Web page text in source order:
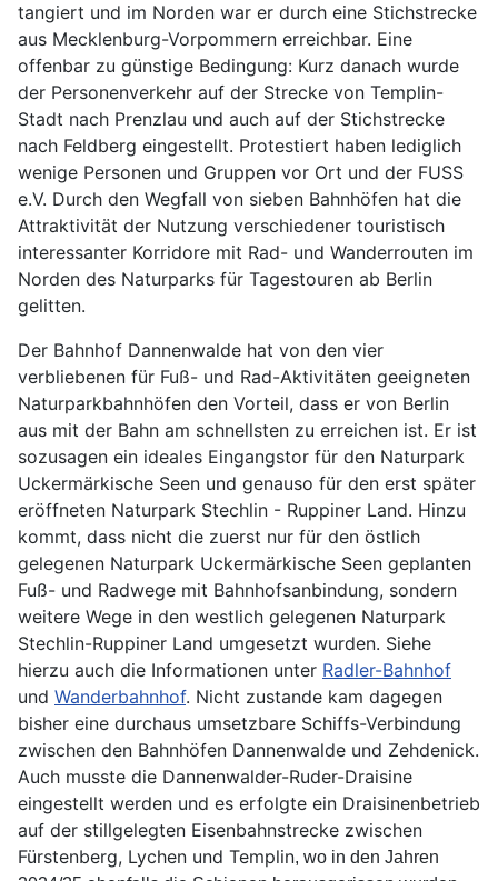
tangiert und im Norden war er durch eine Stichstrecke
aus Mecklenburg-Vorpommern erreichbar. Eine
offenbar zu günstige Bedingung: Kurz danach wurde
der Personenverkehr auf der Strecke von Templin-
Stadt nach Prenzlau und auch auf der Stichstrecke
nach Feldberg eingestellt. Protestiert haben lediglich
wenige Personen und Gruppen vor Ort und der FUSS
e.V. Durch den Wegfall von sieben Bahnhöfen hat die
Attraktivität der Nutzung verschiedener touristisch
interessanter Korridore mit Rad- und Wanderrouten im
Norden des Naturparks für Tagestouren ab Berlin
gelitten.
Der Bahnhof Dannenwalde hat von den vier
verbliebenen für Fuß- und Rad-Aktivitäten geeigneten
Naturparkbahnhöfen den Vorteil, dass er von Berlin
aus mit der Bahn am schnellsten zu erreichen ist. Er ist
sozusagen ein ideales Eingangstor für den Naturpark
Uckermärkische Seen und genauso für den erst später
eröffneten Naturpark Stechlin - Ruppiner Land. Hinzu
kommt, dass nicht die zuerst nur für den östlich
gelegenen Naturpark Uckermärkische Seen geplanten
Fuß- und Radwege mit Bahnhofsanbindung, sondern
weitere Wege in den westlich gelegenen Naturpark
Stechlin-Ruppiner Land umgesetzt wurden. Siehe
hierzu auch die Informationen unter Radler-Bahnhof
und Wanderbahnhof. Nicht zustande kam dagegen
bisher eine durchaus umsetzbare Schiffs-Verbindung
zwischen den Bahnhöfen Dannenwalde und Zehdenick.
Auch musste die Dannenwalder-Ruder-Draisine
eingestellt werden und es erfolgte ein Draisinenbetrieb
auf der stillgelegten Eisenbahnstrecke zwischen
Fürstenberg, Lychen und Templin, wo in den Jahren